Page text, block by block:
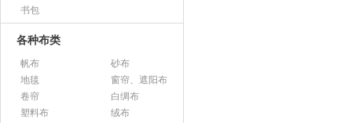
书包
各种布类
帆布
砂布
地毯
窗帘、遮阳布
卷帘
白绸布
塑料布
绒布